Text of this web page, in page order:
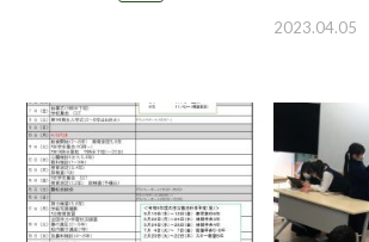
2023.04.05